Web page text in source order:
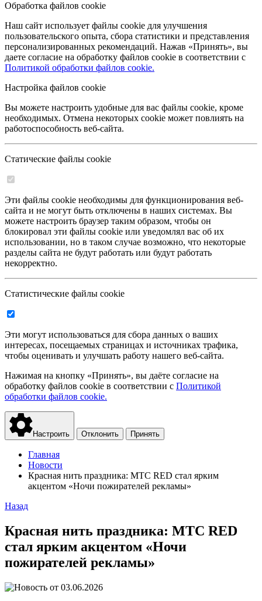
Обработка файлов cookie
Наш сайт использует файлы cookie для улучшения
пользовательского опыта, сбора статистики и представления
персонализированных рекомендаций. Нажав «Принять», вы
даете согласие на обработку файлов cookie в соответствии с
Политикой обработки файлов cookie.
Настройка файлов cookie
Вы можете настроить удобные для вас файлы cookie, кроме
необходимых. Отмена некоторых cookie может повлиять на
работоспособность веб-сайта.
Статические файлы cookie
Эти файлы cookie необходимы для функционирования веб-
сайта и не могут быть отключены в наших системах. Вы
можете настроить браузер таким образом, чтобы он
блокировал эти файлы cookie или уведомлял вас об их
использовании, но в таком случае возможно, что некоторые
разделы сайта не будут работать или будут работать
некорректно.
Статистические файлы cookie
Эти могут использоваться для сбора данных о ваших
интересах, посещаемых страницах и источниках трафика,
чтобы оценивать и улучшать работу нашего веб-сайта.
Нажимая на кнопку «Принять», вы даёте согласие на
обработку файлов cookie в соответствии с Политикой
обработки файлов cookie.
Настроить Отклонить Принять
Главная
Новости
Красная нить праздника: МТС RED стал ярким
акцентом «Ночи пожирателей рекламы»
Назад
Красная нить праздника: МТС RED
стал ярким акцентом «Ночи
пожирателей рекламы»
03.06.2026